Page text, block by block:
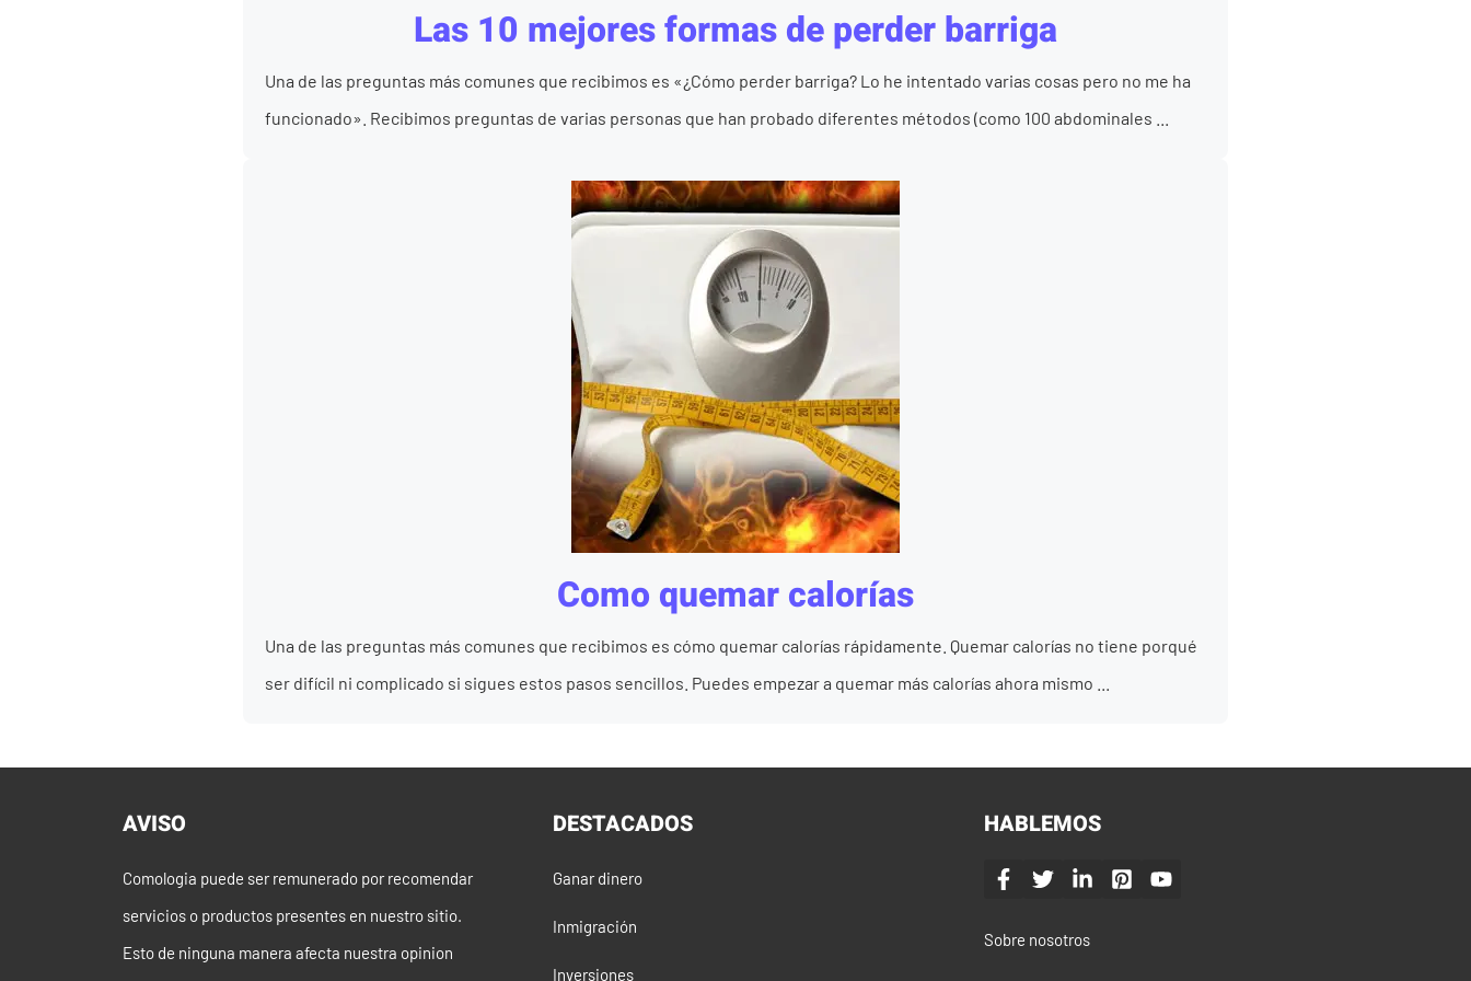
Las 10 mejores formas de perder barriga
Una de las preguntas más comunes que recibimos es «¿Cómo perder barriga? Lo he intentado varias cosas pero no me ha
funcionado». Recibimos preguntas de varias personas que han probado diferentes métodos (como 100 abdominales ...
Como quemar calorías
Una de las preguntas más comunes que recibimos es cómo quemar calorías rápidamente. Quemar calorías no tiene porqué
ser difícil ni complicado si sigues estos pasos sencillos. Puedes empezar a quemar más calorías ahora mismo ...
AVISO
Comologia puede ser remunerado por recomendar
servicios o productos presentes en nuestro sitio.
Esto de ninguna manera afecta nuestra opinion
DESTACADOS
Ganar dinero
Inmigración
Inversiones
HABLEMOS
Sobre nosotros